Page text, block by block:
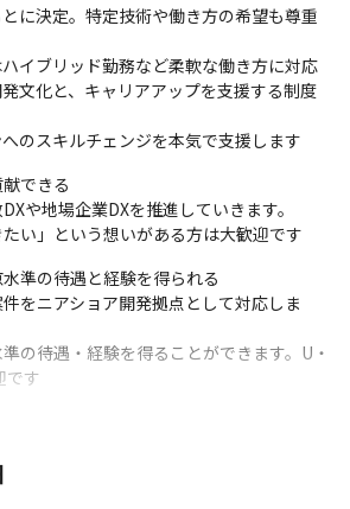
に決定。特定技術や働き方の希望も尊重
イブリッド勤務など柔軟な働き方に対応
文化と、キャリアアップを支援する制度
のスキルチェンジを本気で支援します
できる
や地場企業DXを推進していきます。
たい」という想いがある方は大歓迎です
準の待遇と経験を得られる
をニアショア開発拠点として対応しま
の待遇・経験を得ることができます。U・
です
パス＞
ーキテクトパス